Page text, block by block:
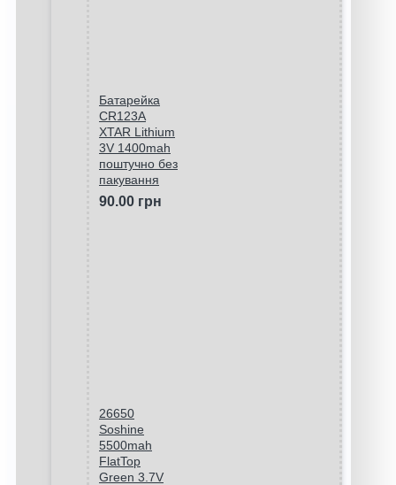
Батарейка
CR123A
XTAR Lithium
3V 1400mah
поштучно без
пакування
90.00 грн
26650
Soshine
5500mah
FlatTop
Green 3.7V